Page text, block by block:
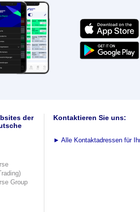
der
Group
Kontaktieren Sie uns:
► Alle Kontaktadressen für